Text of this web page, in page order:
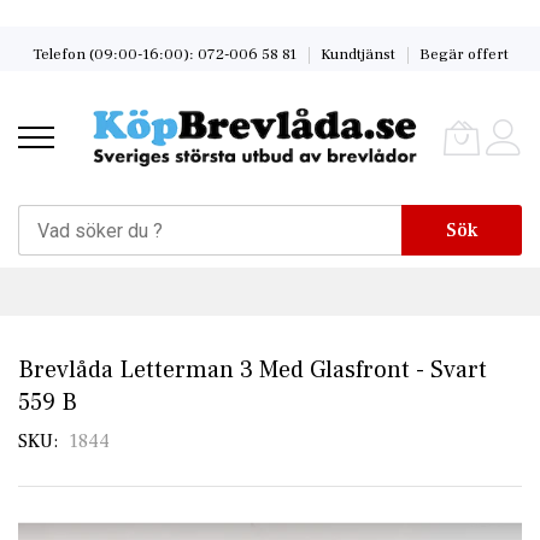
Telefon (09:00-16:00): 072-006 58 81 Kundtjänst Begär offert
Sök
Brevlåda Letterman 3 Med Glasfront - Svart
559 B
SKU 1844
Skip